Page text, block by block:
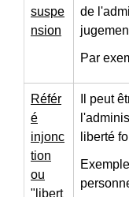
suspe
nsion
de
Par
Référ
é
injonc
tion
ou
"libert
Il peut
liberté